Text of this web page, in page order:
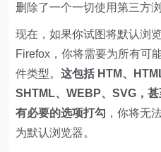
删除了一个一切使用第三方
现在，如果你试图将默认浏
Firefox，你将需要为所有可
件类型。这包括 HTM、
SHTML、WEBP、SVG，
有必要的选项打勾 ，你将无
为默认浏览器。